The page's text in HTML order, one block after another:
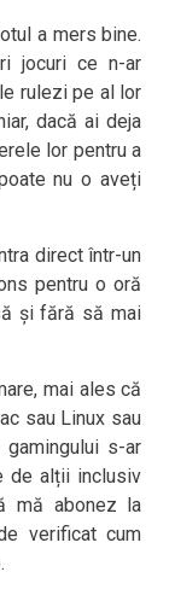
a mers bine.
jocuri ce n-ar
rulezi pe al lor
dacă ai deja
lor pentru a
nu o aveți
direct într-un
pentru o oră
și fără să mai
mai ales că
sau Linux sau
s-ar
de alții inclusiv
mă abonez la
verificat cum